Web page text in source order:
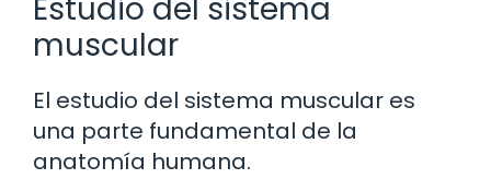
Estudio del sistema
muscular
El estudio del sistema muscular es
una parte fundamental de la
anatomía humana.